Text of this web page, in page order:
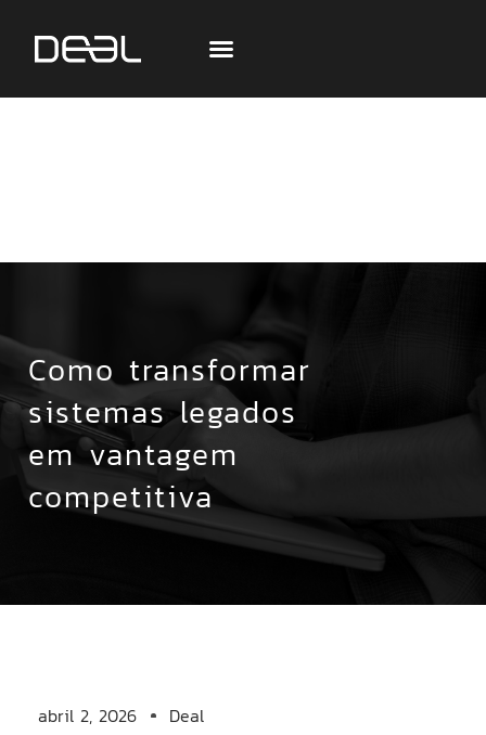
Como transformar
sistemas legados
em vantagem
competitiva
abril 2, 2026 Deal